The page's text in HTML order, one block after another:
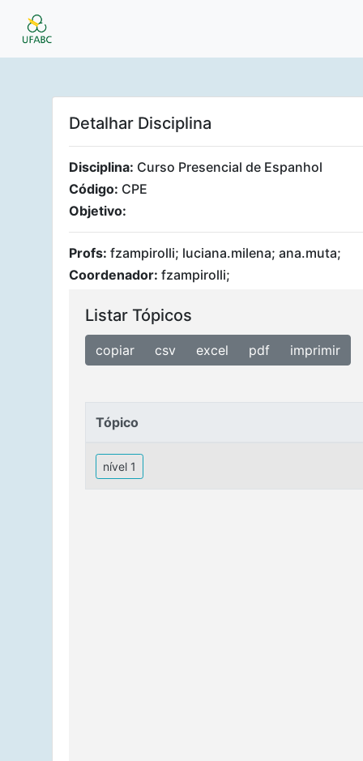
Detalhar Disciplina
Disciplina: Curso Presencial de Espanhol
Código: CPE
Objetivo:
Profs: fzampirolli; luciana.milena; ana.muta;
Coordenador: fzampirolli;
Listar Tópicos
copiar csv excel pdf imprimir
Tópico
Tópico
nível 1